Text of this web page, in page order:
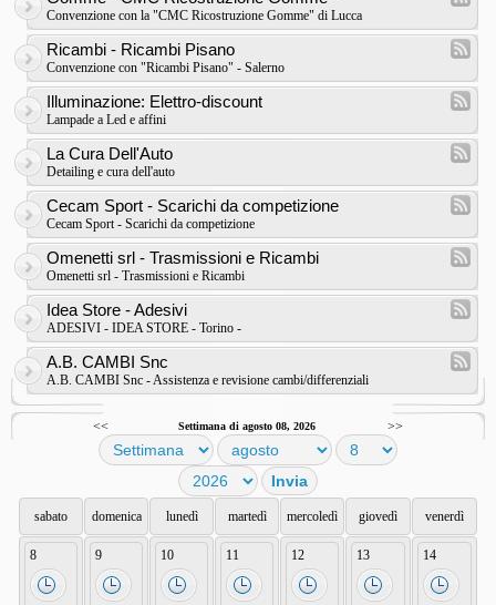
Convenzione con la "CMC Ricostruzione Gomme" di Lucca
Ricambi - Ricambi Pisano
Convenzione con "Ricambi Pisano" - Salerno
Illuminazione: Elettro-discount
Lampade a Led e affini
La Cura Dell'Auto
Detailing e cura dell'auto
Cecam Sport - Scarichi da competizione
Cecam Sport - Scarichi da competizione
Omenetti srl - Trasmissioni e Ricambi
Omenetti srl - Trasmissioni e Ricambi
Idea Store - Adesivi
ADESIVI - IDEA STORE - Torino -
A.B. CAMBI Snc
A.B. CAMBI Snc - Assistenza e revisione cambi/differenziali
<< Settimana di agosto 08, 2026 >>
sabato domenica lunedì martedì mercoledì giovedì venerdì
8 9 10 11 12 13 14